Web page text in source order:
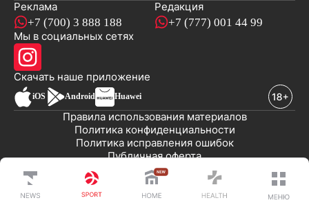
Реклама
+7 (700) 3 888 188
Редакция
+7 (777) 001 44 99
Мы в социальных сетях
Скачать наше приложениеновостей
iOS Android Huawei
Публичная оферта
Политика исправления ошибок
Политика конфиденциальности
Правила использования материалов
© 2008-2026 ТОО «EML»